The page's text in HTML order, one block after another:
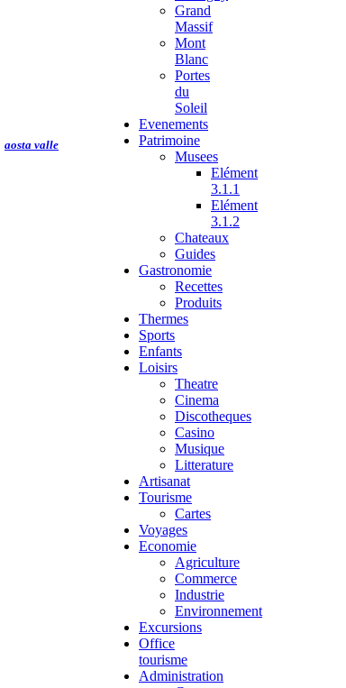
aosta valle
Grand
Massif
Mont
Blanc
Portes
du
Soleil
Evenements
Patrimoine
Musees
Elément
3.1.1
Elément
3.1.2
Chateaux
Guides
Gastronomie
Recettes
Produits
Thermes
Sports
Enfants
Loisirs
Theatre
Cinema
Discotheques
Casino
Musique
Litterature
Artisanat
Tourisme
Cartes
Voyages
Economie
Agriculture
Commerce
Industrie
Environnement
Excursions
Office
tourisme
Administration